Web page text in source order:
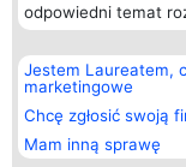
odpowiedni temat
Jestem Laureatem,
marketingowe
Chcę zgłosić swoją
Mam inną sprawę
Organizator plebiscytu
Bright Side Solutions sp. z o.
o. sp. k.
ul. Ruska 22
Wrocław 50-079
KRS 0000749100 | Regon
381313360 | NIP 8943132676